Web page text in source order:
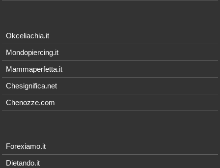
Okceliachia.it
Mondopiercing.it
Mammaperfetta.it
Chesignifica.net
Chenozze.com
Forexiamo.it
Dietando.it